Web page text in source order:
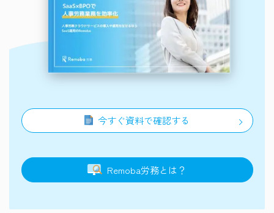
今すぐ資料で確認する
Remoba労務とは？